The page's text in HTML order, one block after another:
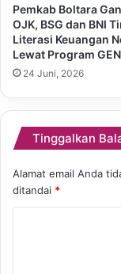
Pemkab Boltara
OJK, BSG dan BNI
Literasi Keuangan
Lewat Program
24 Juni, 2026
Tinggalkan
Alamat email Anda
ditandai *